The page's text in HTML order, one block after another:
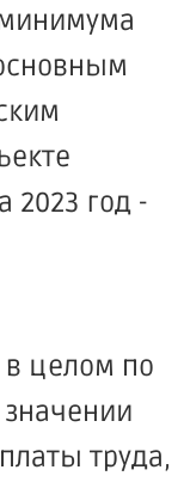
2023 год -
целом по
труда,